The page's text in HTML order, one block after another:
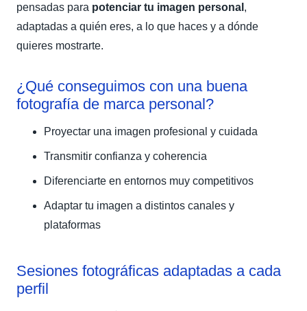
pensadas para potenciar tu imagen personal ,
adaptadas a quién eres, a lo que haces y a dónde
quieres mostrarte.
¿Qué conseguimos con una buena
fotografía de marca personal?
Proyectar una imagen profesional y cuidada
Transmitir confianza y coherencia
Diferenciarte en entornos muy competitivos
Adaptar tu imagen a distintos canales y
plataformas
Sesiones fotográficas adaptadas a cada
perfil